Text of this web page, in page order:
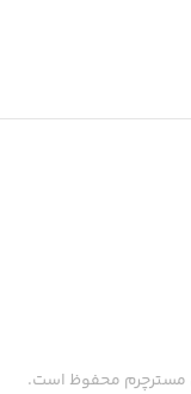
مسترچرم محفوظ است.